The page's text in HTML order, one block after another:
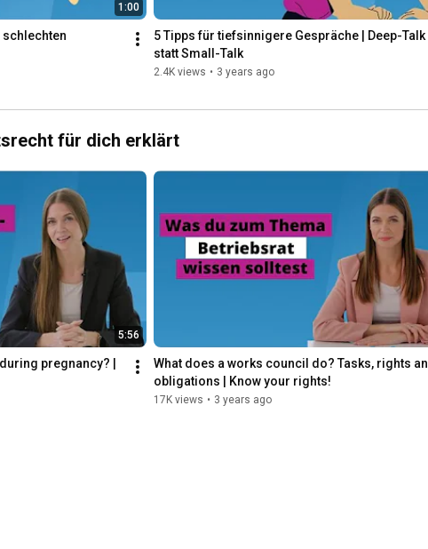
1:00
schlechten
5 Tipps für tiefsinnigere Gespräche | Deep-Talk
statt Small-Talk
2.4K views • 3 years ago
für dich erklärt
5:56
pregnancy? |
What does a works council do? Tasks, rights
obligations | Know your rights!
17K views • 3 years ago